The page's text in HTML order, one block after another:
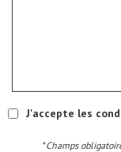
J'accepte les
* Champs